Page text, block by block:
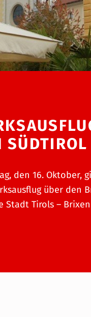
SÜDTIROL
den 16. Oktober,
über den
Stadt Tirols – Brixen